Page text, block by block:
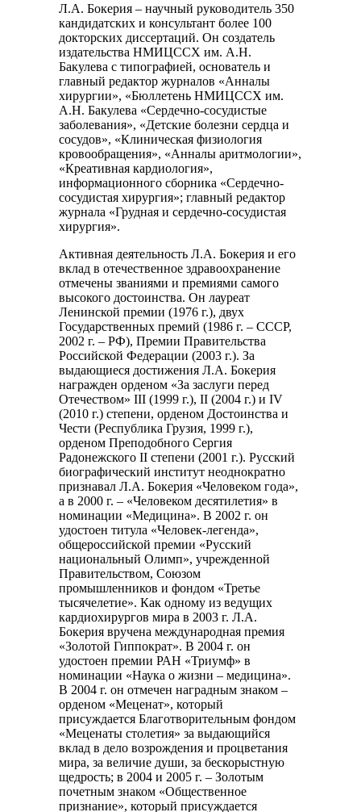
Л.А. Бокерия – научный руководитель 350
кандидатских и консультант более 100
докторских диссертаций. Он создатель
издательства НМИЦССХ им. А.Н.
Бакулева с типографией, основатель и
главный редактор журналов «Анналы
хирургии», «Бюллетень НМИЦССХ им.
А.Н. Бакулева «Сердечно-сосудистые
заболевания», «Детские болезни сердца и
сосудов», «Клиническая физиология
кровообращения», «Анналы аритмологии»,
«Креативная кардиология»,
информационного сборника «Сердечно-
сосудистая хирургия»; главный редактор
журнала «Грудная и сердечно-сосудистая
хирургия».
Активная деятельность Л.А. Бокерия и его
вклад в отечественное здравоохранение
отмечены званиями и премиями самого
высокого достоинства. Он лауреат
Ленинской премии (1976 г.), двух
Государственных премий (1986 г. – СССР,
2002 г. – РФ), Премии Правительства
Российской Федерации (2003 г.). За
выдающиеся достижения Л.А. Бокерия
награжден орденом «За заслуги перед
Отечеством» III (1999 г.), II (2004 г.) и IV
(2010 г.) степени, орденом Достоинства и
Чести (Республика Грузия, 1999 г.),
орденом Преподобного Сергия
Радонежского II степени (2001 г.). Русский
биографический институт неоднократно
признавал Л.А. Бокерия «Человеком года»,
а в 2000 г. – «Человеком десятилетия» в
номинации «Медицина». В 2002 г. он
удостоен титула «Человек-легенда»,
общероссийской премии «Русский
национальный Олимп», учрежденной
Правительством, Союзом
промышленников и фондом «Третье
тысячелетие». Как одному из ведущих
кардиохирургов мира в 2003 г. Л.А.
Бокерия вручена международная премия
«Золотой Гиппократ». В 2004 г. он
удостоен премии РАН «Триумф» в
номинации «Наука о жизни – медицина».
В 2004 г. он отмечен наградным знаком –
орденом «Меценат», который
присуждается Благотворительным фондом
«Меценаты столетия» за выдающийся
вклад в дело возрождения и процветания
мира, за величие души, за бескорыстную
щедрость; в 2004 и 2005 г. – Золотым
почетным знаком «Общественное
признание», который присуждается